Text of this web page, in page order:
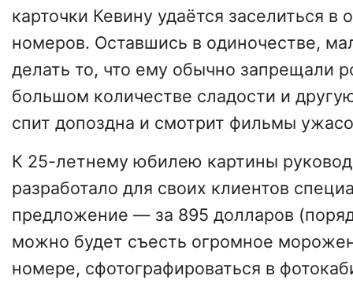
карточки Кевину удаётся заселиться в
номеров. Оставшись в одиночестве,
делать то, что ему обычно запрещали
большом количестве сладости и
спит допоздна и смотрит фильмы
К 25-летнему юбилею картины
разработало для своих клиентов
предложение — за 895 долларов
можно будет съесть огромное
номере, сфотографироваться в